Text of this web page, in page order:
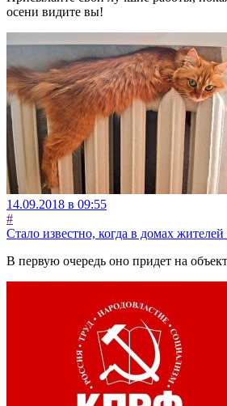
осени видите вы!
14.09.2018 в 09:55
#
Стало известно, когда в домах
В первую очередь оно придет на